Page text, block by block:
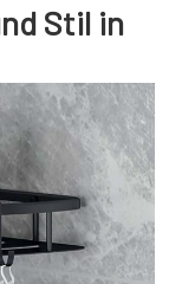
Stil in